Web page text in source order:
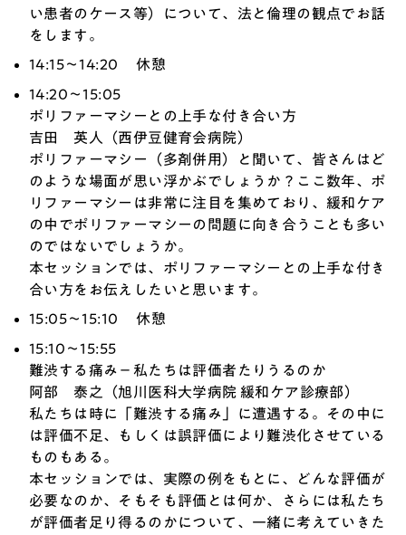
い患者のケース等）について、法と倫理の観点でお話
をします。
14:15～14:20 休憩
14:20～15:05
ポリファーマシーとの上手な付き合い方
吉田 英人（西伊豆健育会病院）
ポリファーマシー（多剤併用）と聞いて、皆さんはど
のような場面が思い浮かぶでしょうか？ここ数年、ポ
リファーマシーは非常に注目を集めており、緩和ケア
の中でポリファーマシーの問題に向き合うことも多い
のではないでしょうか。
本セッションでは、ポリファーマシーとの上手な付き
合い方をお伝えしたいと思います。
15:05～15:10 休憩
15:10～15:55
難渋する痛み－私たちは評価者たりうるのか
阿部 泰之（旭川医科大学病院 緩和ケア診療部）
私たちは時に「難渋する痛み」に遭遇する。その中に
は評価不足、もしくは誤評価により難渋化させている
ものもある。
本セッションでは、実際の例をもとに、どんな評価が
必要なのか、そもそも評価とは何か、さらには私たち
が評価者足り得るのかについて、一緒に考えていきた